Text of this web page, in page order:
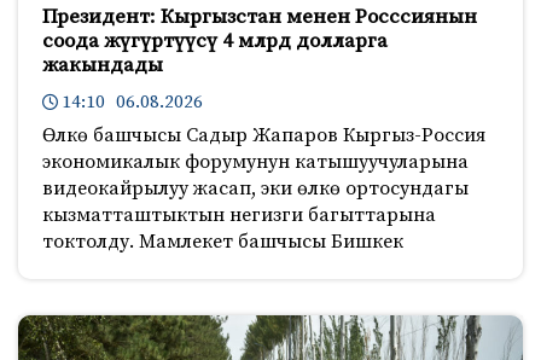
Президент: Кыргызстан менен Росссиянын
соода жүгүртүүсү 4 млрд долларга
жакындады
14:10 06.08.2026
Өлкө башчысы Садыр Жапаров Кыргыз-Россия
экономикалык форумунун катышуучуларына
видеокайрылуу жасап, эки өлкө ортосундагы
кызматташтыктын негизги багыттарына
токтолду. Мамлекет башчысы Бишкек